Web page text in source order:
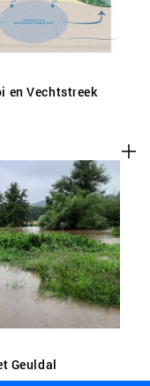
en Vechtstreek
Geuldal